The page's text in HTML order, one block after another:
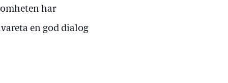
har
en god dialog